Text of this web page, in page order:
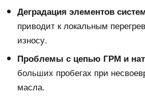
Деградация элементов
приводит к локальным
износу.
Проблемы с цепью ГРМ и
больших пробегах при
масла.